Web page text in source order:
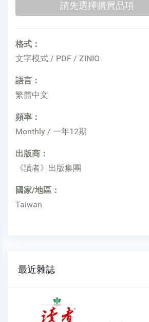
格式：
文字模式 / PDF / ZINIO
語言：
繁體中文
頻率：
Monthly / 一年12期
出版商：
《讀者》出版集團
國家/地區：
Taiwan
最近雜誌